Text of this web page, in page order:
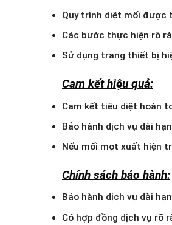
Quy trình diệt mối được
Các bước thực hiện rõ
Sử dụng trang thiết bị
Cam kết hiệu quả:
Cam kết tiêu diệt hoàn
Bảo hành dịch vụ dài
Nếu mối mọt xuất hiện
Chính sách bảo hành:
Bảo hành dịch vụ dài
Có hợp đồng dịch vụ rõ